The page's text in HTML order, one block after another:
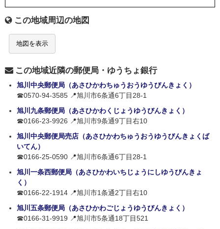
この地域周辺の地図
地図を表示
この地域近隣の郵便局・ゆうちょ銀行
旭川中央郵便局（あさひかわちゅうおうゆうびんきょく）
☎0570-94-3585 📍旭川市6条通6丁目28-1
旭川九条郵便局（あさひかわくじょうゆうびんきょく）
☎0166-23-9926 📍旭川市9条通9丁目右10
旭川中央郵便局売店（あさひかわちゅうおうゆうびんきょくば
いてん）
☎0166-25-0590 📍旭川市6条通6丁目28-1
旭川一条西郵便局（あさひかわいちじょうにしゆうびんきょ
く）
☎0166-22-1914 📍旭川市1条通2丁目右10
旭川五条郵便局（あさひかわごじょうゆうびんきょく）
☎0166-31-9919 📍旭川市5条通18丁目521